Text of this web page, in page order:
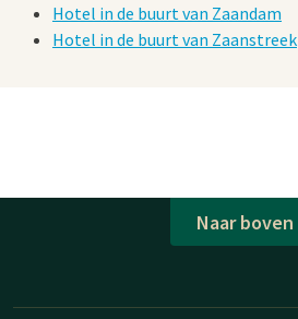
Hotel in de buurt van Zaandam
Hotel in de buurt van Zaanstreek
Naar boven